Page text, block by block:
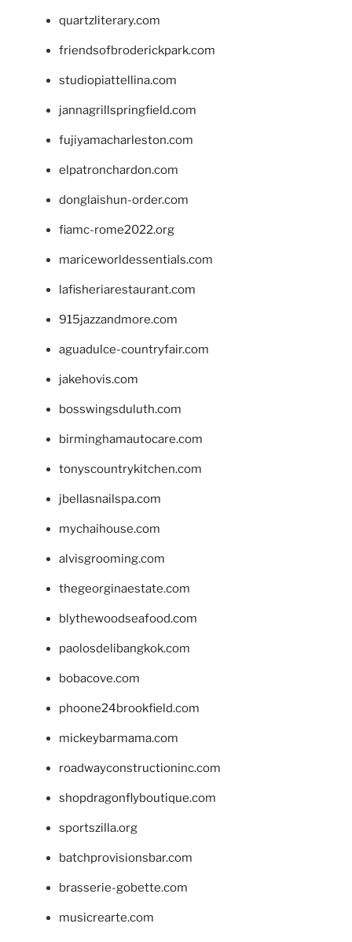
quartzliterary.com
friendsofbroderickpark.com
studiopiattellina.com
jannagrillspringfield.com
fujiyamacharleston.com
elpatronchardon.com
donglaishun-order.com
fiamc-rome2022.org
mariceworldessentials.com
lafisheriarestaurant.com
915jazzandmore.com
aguadulce-countryfair.com
jakehovis.com
bosswingsduluth.com
birminghamautocare.com
tonyscountrykitchen.com
jbellasnailspa.com
mychaihouse.com
alvisgrooming.com
thegeorginaestate.com
blythewoodseafood.com
paolosdelibangkok.com
bobacove.com
phoone24brookfield.com
mickeybarmama.com
roadwayconstructioninc.com
shopdragonflyboutique.com
sportszilla.org
batchprovisionsbar.com
brasserie-gobette.com
musicrearte.com